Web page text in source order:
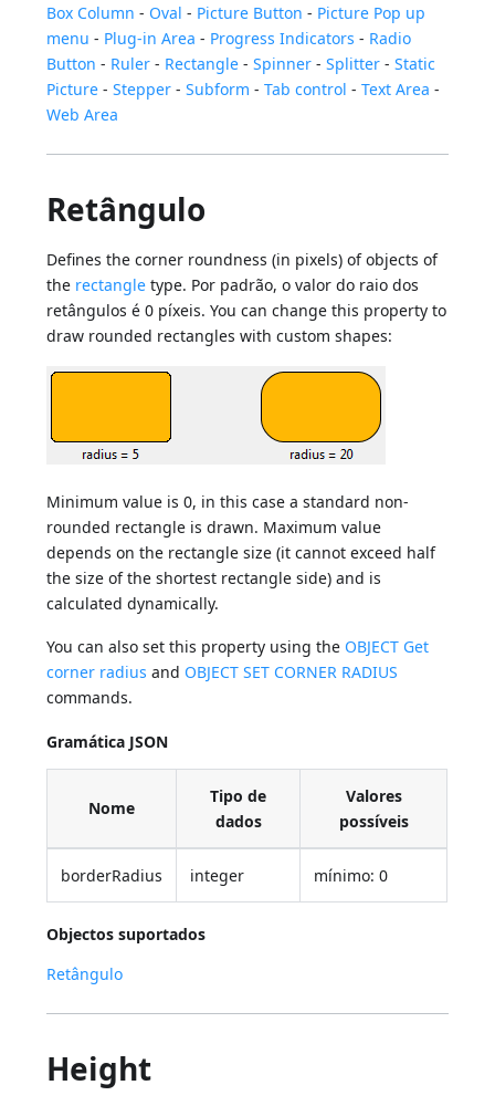
Box Column - Oval - Picture Button - Picture Pop up
menu - Plug-in Area - Progress Indicators - Radio
Button - Ruler - Rectangle -Spinner -Splitter -Static
Picture -Stepper -Subform -Tab control -Text Area -
Web Area
Retângulo
Defines the corner roundness (in pixels) of objects of
the rectangle type. Por padrão, o valor do raio dos
retângulos é 0 píxeis. You can change this property to
draw rounded rectangles with custom shapes:
Minimum value is 0, in this case a standard non-
rounded rectangle is drawn. Maximum value
depends on the rectangle size (it cannot exceed half
the size of the shortest rectangle side) and is
calculated dynamically.
You can also set this property using the OBJECT Get
corner radius and OBJECT SET CORNER RADIUS
commands.
Gramática JSON
Nome
Tipo de
dados
Valores
possíveis
borderRadius integer mínimo: 0
Objectos suportados
Retângulo
Height